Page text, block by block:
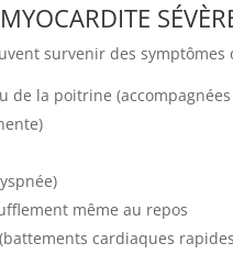
survenir des symptômes
de la poitrine
même au repos
cardiaques